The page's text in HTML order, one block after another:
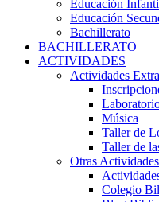
Educación
Educación
Bachillerato
BACHILLERATO
ACTIVIDADES
Actividades
Música
Taller de
Taller de
Otras Actividades
Colegio